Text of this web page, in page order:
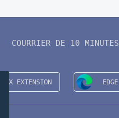
COURRIER DE 10 MINUTES